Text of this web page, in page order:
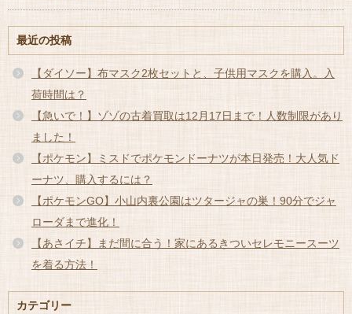
最近の投稿
【ダイソー】布マスク2枚セットと、子供用マスクを購入。入
荷時間は？
【急いで！】ゾゾの古着買取は12月17日まで！人数制限があり
ました！
【ポケモン】ミスドでポケモンドーナツが本日発売！大人気ド
ーナツ、購入するには？
【ポケモンGO】小山内裏公園はツタージャの巣！90分でジャ
ローダまで進化！
【あさイチ】まだ間に合う！家にあるきついセレモニースーツ
を着る方法！
カテゴリー